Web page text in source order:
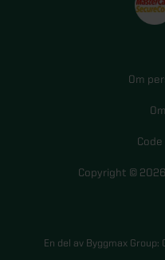
Om
Copyright ©
En del av Byggmax Group: